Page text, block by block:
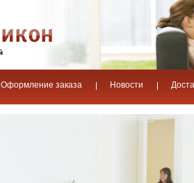
Оформление заказа Новости